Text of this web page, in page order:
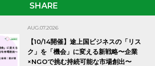
SHARE
AUG.07.2026
【10/14開催】途上国ビジネスの「リス
ク」を「機会」に変える新戦略〜企業
×NGOで挑む持続可能な市場創出〜